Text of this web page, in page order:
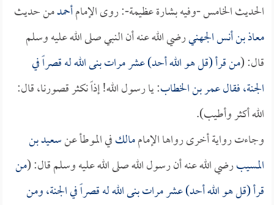
الحديث الخامس -وفيه بشارة عظيمة-: روى الإمامأحمدمن حديث
معاذ بن أنس الجهنيرضي الله عنه أن النبي صلى الله عليه وسلم
قال: (من قرأ (قل هو الله أحد) عشر مرات بنى الله له قصراً في
الجنة، فقالعمر بن الخطاب: يا رسول الله! إذاً نكثر قصورنا، قال:
الله أكثر وأطيب).
وجاءت رواية أخرى رواها الإماممالكفي الموطأ عنسعيد بن
المسيبرضي الله عنه أن رسول الله صلى الله عليه وسلم قال: (من
قرأ (قل هو الله أحد) عشر مرات بنى الله له قصراً في الجنة، ومن